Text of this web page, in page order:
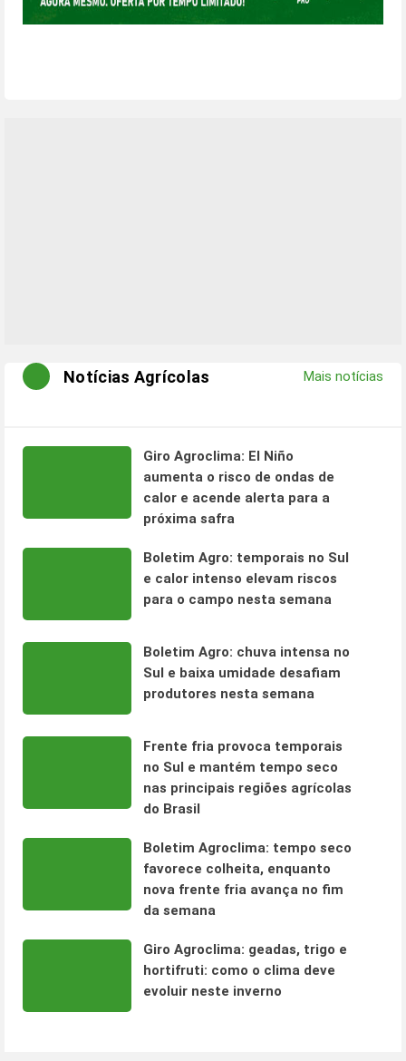
Notícias Agrícolas Mais notícias
Giro Agroclima: El Niño
aumenta o risco de ondas de
calor e acende alerta para a
próxima safra
Boletim Agro: temporais no Sul
e calor intenso elevam riscos
para o campo nesta semana
Boletim Agro: chuva intensa no
Sul e baixa umidade desafiam
produtores nesta semana
Frente fria provoca temporais
no Sul e mantém tempo seco
nas principais regiões agrícolas
do Brasil
Boletim Agroclima: tempo seco
favorece colheita, enquanto
nova frente fria avança no fim
da semana
Giro Agroclima: geadas, trigo e
hortifruti: como o clima deve
evoluir neste inverno